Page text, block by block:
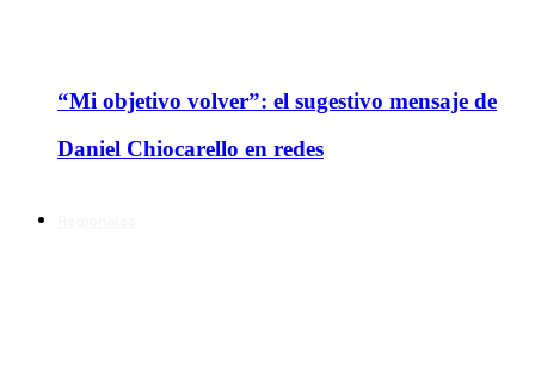
“Mi objetivo volver”: el sugestivo mensaje de
Daniel Chiocarello en redes